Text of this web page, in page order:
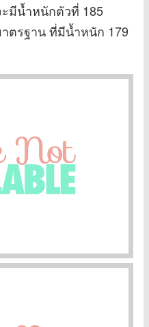
ะมีน้ำหนักตัวที่ 185
ตรฐาน ที่มีน้ำหนัก 179